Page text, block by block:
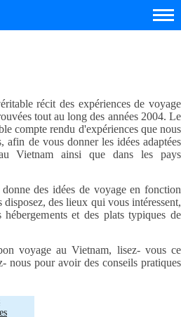
récit des expériences de voyage
tout au long des années 2004. Le
compte rendu d'expériences que nous
afin de vous donner les idées adaptées
Vietnam ainsi que dans les pays
des idées de voyage en fonction
des lieux qui vous intéressent,
et des plats typiques de
voyage au Vietnam, lisez- vous ce
nous pour avoir des conseils pratiques